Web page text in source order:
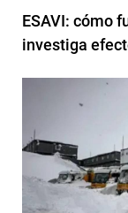
ESAVI: cómo
investiga